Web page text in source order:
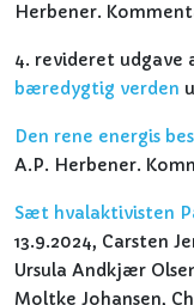
Herbener.
4. revideret udgave
bæredygtig verden
Den rene energis
A.P. Herbener.
Sæt hvalaktivisten
13.9.2024, Carsten
Ursula Andkjær
Moltke Johansen,